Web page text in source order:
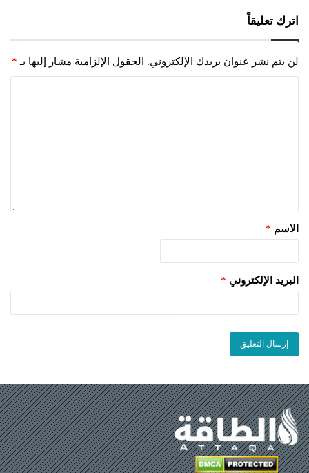
اترك تعليقاً
لن يتم نشر عنوان بريدك الإلكتروني. الحقول الإلزامية مشار إليها بـ *
الاسم *
البريد الإلكتروني *